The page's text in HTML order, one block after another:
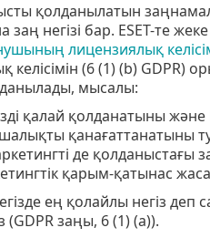
қолданылатын
заң негізі бар. ESET-те
лицензиялық
(6 (1) (b) GDPR)
мысалы:
қалай қолданатыны және
қанағаттанатыны
де
қарым-қатынас
ең қолайлы негіз деп
(GDPR заңы, 6 (1) (a)).